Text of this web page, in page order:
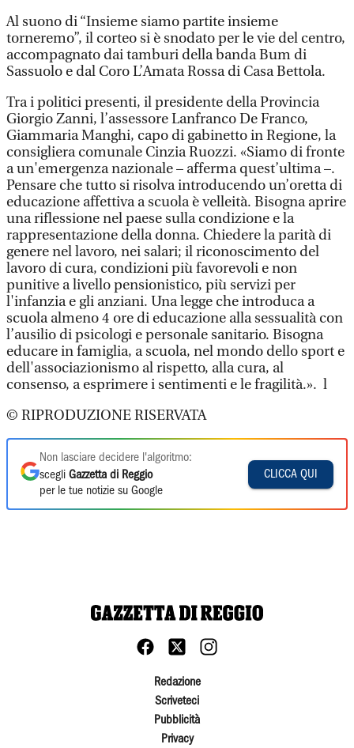
Al suono di “Insieme siamo partite insieme
torneremo”, il corteo si è snodato per le vie del centro,
accompagnato dai tamburi della banda Bum di
Sassuolo e dal Coro L’Amata Rossa di Casa Bettola.
Tra i politici presenti, il presidente della Provincia
Giorgio Zanni, l’assessore Lanfranco De Franco,
Giammaria Manghi, capo di gabinetto in Regione, la
consigliera comunale Cinzia Ruozzi. «Siamo di fronte
a un'emergenza nazionale – afferma quest’ultima –.
Pensare che tutto si risolva introducendo un’oretta di
educazione affettiva a scuola è velleità. Bisogna aprire
una riflessione nel paese sulla condizione e la
rappresentazione della donna. Chiedere la parità di
genere nel lavoro, nei salari; il riconoscimento del
lavoro di cura, condizioni più favorevoli e non
punitive a livello pensionistico, più servizi per
l'infanzia e gli anziani. Una legge che introduca a
scuola almeno 4 ore di educazione alla sessualità con
l’ausilio di psicologi e personale sanitario. Bisogna
educare in famiglia, a scuola, nel mondo dello sport e
dell'associazionismo al rispetto, alla cura, al
consenso, a esprimere i sentimenti e le fragilità.». l
© RIPRODUZIONE RISERVATA
Non lasciare decidere l'algoritmo:
scegli Gazzetta di Reggio
per le tue notizie su Google
CLICCA QUI
Redazione
Scriveteci
Pubblicità
Privacy